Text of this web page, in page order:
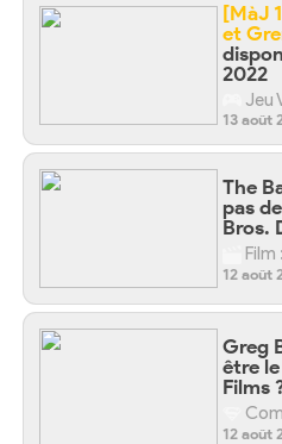
[MàJ
et
2022
Jeu
13 août
The
pas
Bros.
12 août
Greg
être
Films
12 août